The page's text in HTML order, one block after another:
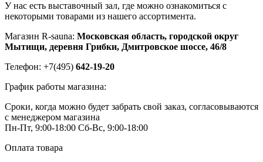
У нас есть выставочный зал, где можно ознакомиться с
некоторыми товарами из нашего ассортимента.
Магазин R-sauna: Московская область, городской округ
Мытищи, деревня Грибки, Дмитровское шоссе, 46/8
Телефон: +7(495) 642-19-20
График работы магазина:
Сроки, когда можно будет забрать свой заказ, согласовываются
с менеджером магазина
Пн-Пт, 9:00-18:00 Сб-Вс, 9:00-18:00
Оплата товара